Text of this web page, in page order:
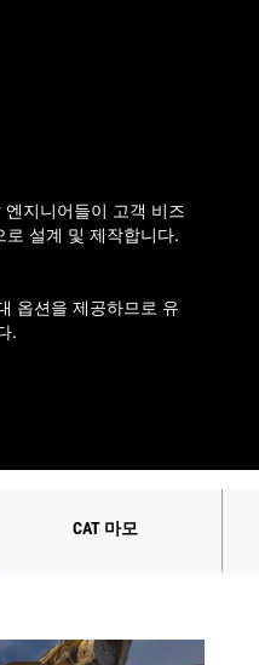
지니어들이 고객 비즈
설계 및 제작합니다.
옵션을 제공하므로 유
.
CAT 마모